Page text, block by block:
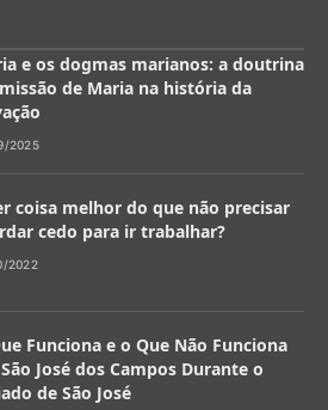
e os dogmas marianos: a doutrina
de Maria na história da
2025
coisa melhor do que não precisar
cedo para ir trabalhar?
2022
Funciona e o Que Não Funciona
José dos Campos Durante o
de São José